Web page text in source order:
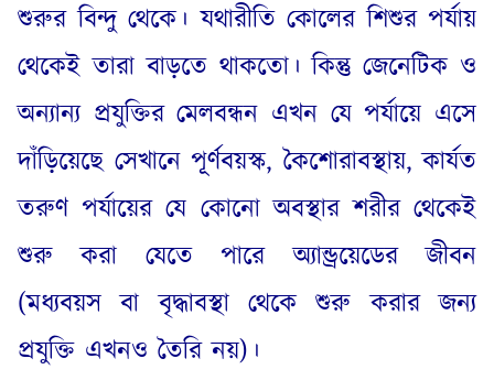
শুরুর বিন্দু থেকে। যথারীতি কোলের শিশুর পর্যায়
থেকেই তারা বাড়তে থাকতো। কিন্তু জেনেটিক ও
অন্যান্য প্রযুক্তির মেলবন্ধন এখন যে পর্যায়ে এসে
দাঁড়িয়েছে সেখানে পূর্ণবয়স্ক,কৈশোরাবস্থায়,কার্যত
তরুণ পর্যায়ের যে কোনো অবস্থার শরীর থেকেই
শুরু করা যেতে পারে অ্যান্ড্রয়েডের জীবন
(মধ্যবয়স বা বৃদ্ধাবস্থা থেকে শুরু করার জন্য
প্রযুক্তি এখনও তৈরি নয়) ।